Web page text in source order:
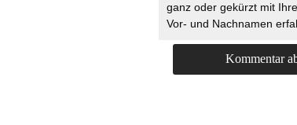
ganz oder gekürzt mit
Vor- und Nachnamen